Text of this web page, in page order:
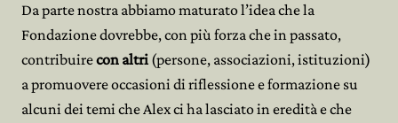
Da parte nostra abbiamo maturato l’idea che la
Fondazione dovrebbe, con più forza che in passato,
contribuirecon altri (persone, associazioni, istituzioni)
a promuovere occasioni di riflessione e formazione su
alcuni dei temi che Alex ci ha lasciato in eredità e che